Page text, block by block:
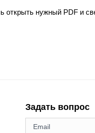
открыть нужный PDF и
Задать вопрос